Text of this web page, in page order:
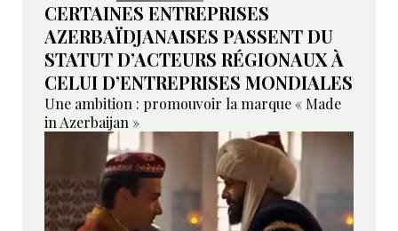
CERTAINES ENTREPRISES
AZERBAÏDJANAISES PASSENT DU
STATUT D’ACTEURS RÉGIONAUX À
CELUI D’ENTREPRISES MONDIALES
Une ambition : promouvoir la marque « Made
in Azerbaijan »